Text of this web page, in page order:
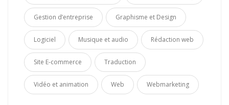
Gestion d’entreprise Graphisme et Design
Logiciel Musique et audio Rédaction web
Site E-commerce Traduction
Vidéo et animation Web Webmarketing